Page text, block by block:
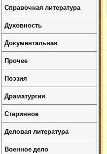
Справочная литература
Духовность
Документальная
Прочее
Поэзия
Драматургия
Старинное
Деловая литература
Военное дело